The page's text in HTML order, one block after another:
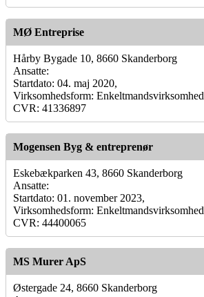
MØ Entreprise
Hårby Bygade 10, 8660 Skanderborg
Ansatte:
Startdato: 04. maj 2020,
Virksomhedsform: Enkeltmandsvirksomhed
CVR: 41336897
Mogensen Byg & entreprenør
Eskebækparken 43, 8660 Skanderborg
Ansatte:
Startdato: 01. november 2023,
Virksomhedsform: Enkeltmandsvirksomhed
CVR: 44400065
MS Murer ApS
Østergade 24, 8660 Skanderborg